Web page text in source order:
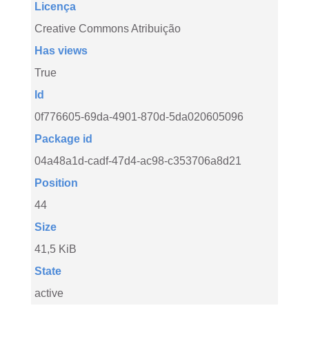
Licença
Creative Commons Atribuição
Has views
True
Id
0f776605-69da-4901-870d-5da020605096
Package id
04a48a1d-cadf-47d4-ac98-c353706a8d21
Position
44
Size
41,5 KiB
State
active